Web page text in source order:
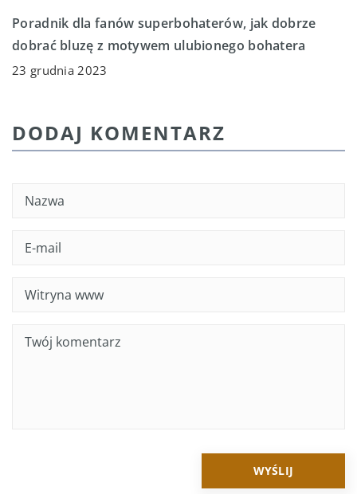
Poradnik dla fanów superbohaterów, jak dobrze
dobrać bluzę z motywem ulubionego bohatera
23 grudnia 2023
DODAJ KOMENTARZ